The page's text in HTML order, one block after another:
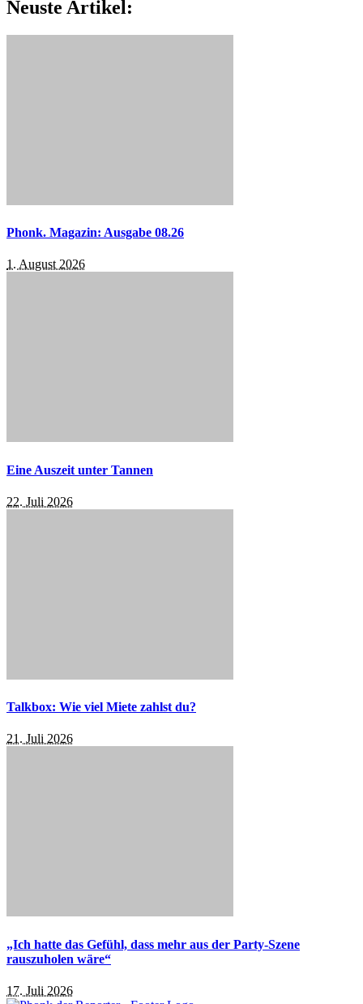
Neuste Artikel:
Phonk. Magazin: Ausgabe 08.26
1. August 2026
Eine Auszeit unter Tannen
22. Juli 2026
Talkbox: Wie viel Miete zahlst du?
21. Juli 2026
„Ich hatte das Gefühl, dass mehr aus der Party-Szene
rauszuholen wäre“
17. Juli 2026